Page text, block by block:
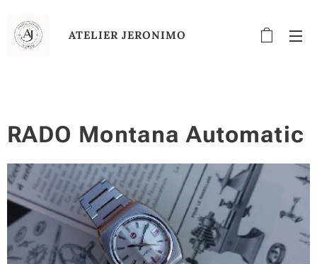
ATELIER JERONIMO
RADO Montana Automatic